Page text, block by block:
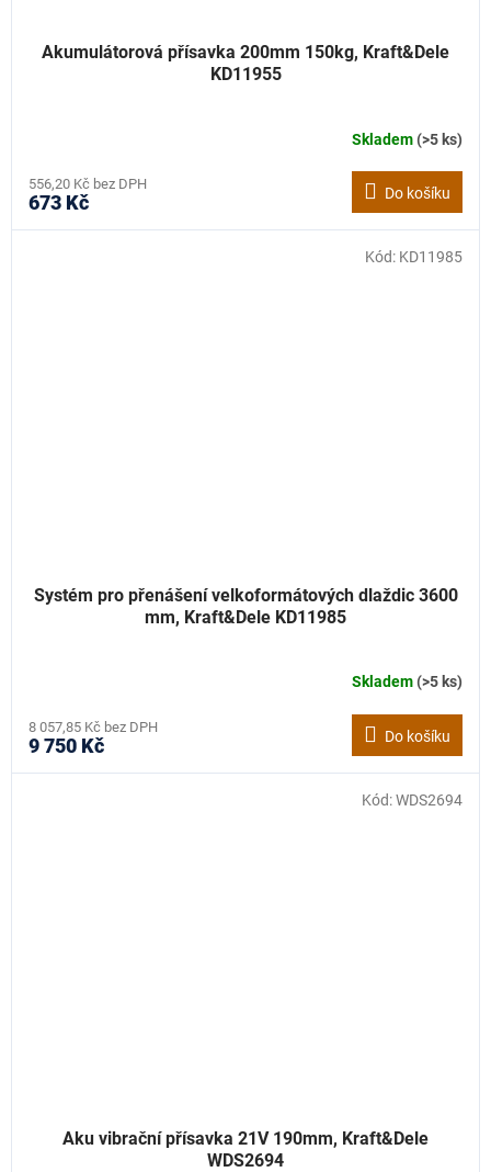
Akumulátorová přísavka 200mm 150kg, Kraft&Dele
KD11955
Skladem(>5 ks)
556,20 Kč bez DPH
673 Kč Do košíku
Systém pro přenášení velkoformátových dlaždic 3600
mm, Kraft&Dele KD11985
Skladem(>5 ks)
8 057,85 Kč bez DPH
9 750 Kč Do košíku
Kód: KD11985
Aku vibrační přísavka 21V 190mm, Kraft&Dele
WDS2694
Kód:WDS2694